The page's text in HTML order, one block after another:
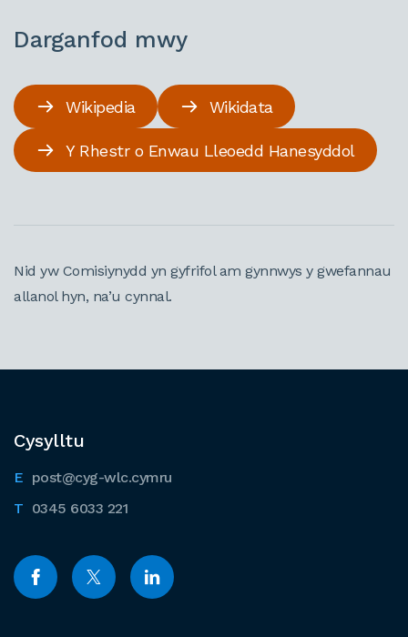
Darganfod mwy
Wikipedia Wikidata
Y Rhestr o Enwau Lleoedd Hanesyddol
Nid yw Comisiynydd yn gyfrifol am gynnwys y gwefannau
allanol hyn, na’u cynnal.
Cysylltu
post@cyg-wlc.cymru
0345 6033 221